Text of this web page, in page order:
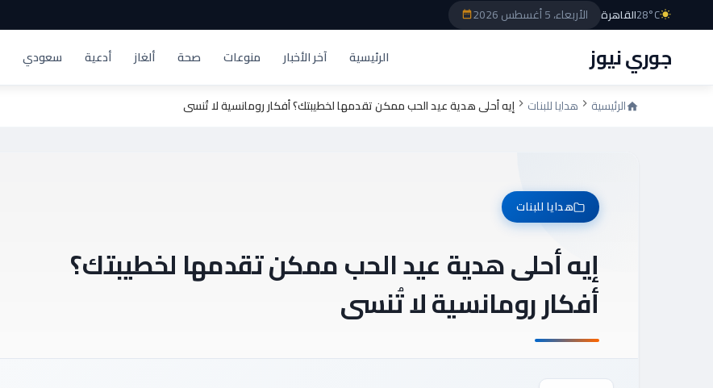
الأربعاء، 5 أغسطس 2026 28°Cالقاهرة
جوري نيوز الرئيسية آخر الأخبار منوعات صحة ألغاز أدعية سعودي
الرئيسية هدايا للبنات إيه أحلى هدية عيد الحب ممكن تقدمها لخطيبتك؟ أفكار رومانسية لا تُنسى
هدايا للبنات
إيه أحلى هدية عيد الحب ممكن تقدمها لخطيبتك؟
أفكار رومانسية لا تُنسى